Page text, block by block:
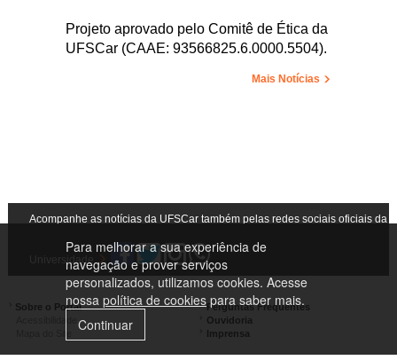
Para melhorar a sua experiência de
navegação e prover serviços
personalizados, utilizamos cookies. Acesse
nossa política de cookiespara saber mais.
Continuar
Projeto aprovado pelo Comitê de Ética da
UFSCar (CAAE: 93566825.6.0000.5504).
Mais Notícias
Acompanhe as notícias da UFSCar também pelas redes sociais oficiais da
Universidade
Sobre o Portal
Perguntas Frequentes
Ouvidoria
Imprensa